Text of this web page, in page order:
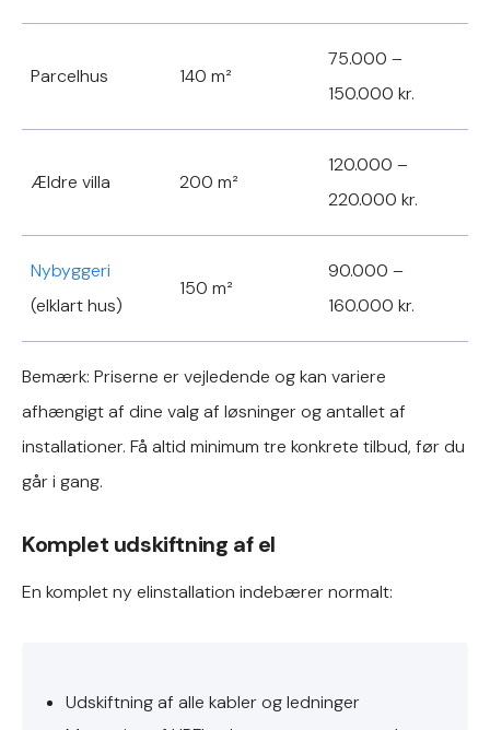
Parcelhus 140 m²
75.000 –
150.000 kr.
Ældre villa 200 m²
120.000 –
220.000 kr.
Nybyggeri
(elklart hus)
150 m²
90.000 –
160.000 kr.
Bemærk: Priserne er vejledende og kan variere
afhængigt af dine valg af løsninger og antallet af
installationer. Få altid minimum tre konkrete tilbud, før du
går i gang.
Komplet udskiftning af el
En komplet ny elinstallation indebærer normalt:
Udskiftning af alle kabler og ledninger